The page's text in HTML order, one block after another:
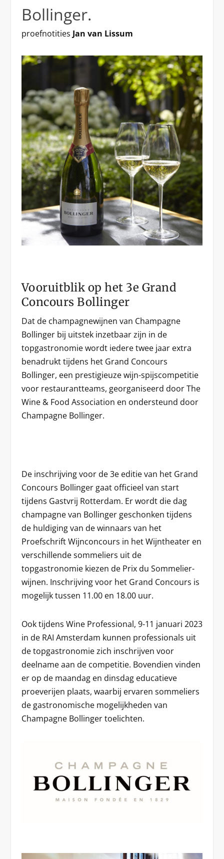
Bollinger.
proefnotities Jan van Lissum
Vooruitblik op het 3e Grand
Concours Bollinger
Dat de champagnewijnen van Champagne
Bollinger bij uitstek inzetbaar zijn in de
topgastronomie wordt iedere twee jaar extra
benadrukt tijdens het Grand Concours
Bollinger, een prestigieuze wijn-spijscompetitie
voor restaurantteams, georganiseerd door The
Wine & Food Association en ondersteund door
Champagne Bollinger.
De inschrijving voor de 3e editie van het Grand
Concours Bollinger gaat officieel van start
tijdens Gastvrij Rotterdam. Er wordt die dag
champagne van Bollinger geschonken tijdens
de huldiging van de winnaars van het
Proefschrift Wijnconcours in het Wijntheater en
verschillende sommeliers uit de
topgastronomie kiezen de Prix du Sommelier-
wijnen. Inschrijving voor het Grand Concours is
mogelijk tussen 11.00 en 18.00 uur.
Ook tijdens Wine Professional, 9-11 januari 2023
in de RAI Amsterdam kunnen professionals uit
de topgastronomie zich inschrijven voor
deelname aan de competitie. Bovendien vinden
er op de maandag en dinsdag educatieve
proeverijen plaats, waarbij ervaren sommeliers
de gastronomische mogelijkheden van
Champagne Bollinger toelichten.